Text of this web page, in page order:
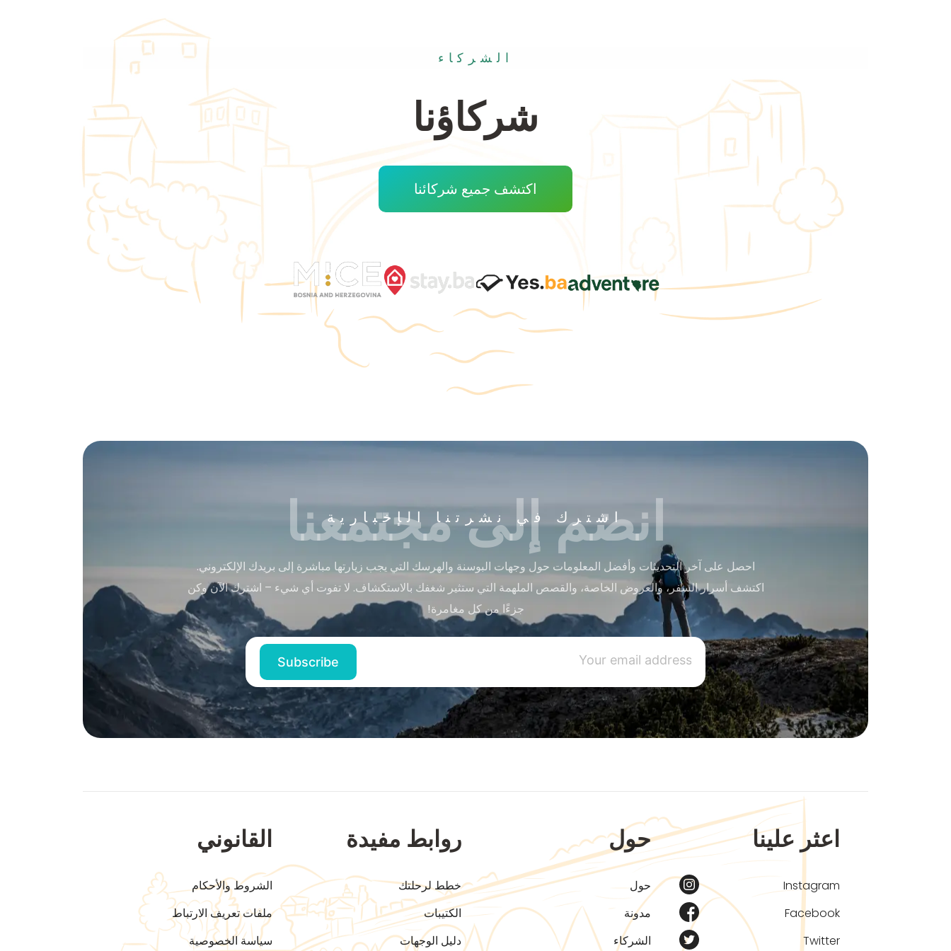
الشركاء
شركاؤنا
اكتشف جميع شركائنا
اشترك في نشرتنا الإخبارية
انضم إلى مجتمعنا
احصل على آخر التحديثات وأفضل المعلومات حول وجهات البوسنة والهرسك التي يجب زيارتها مباشرة إلى بريدك الإلكتروني.
اكتشف أسرار السفر، والعروض الخاصة، والقصص الملهمة التي ستثير شغفك بالاستكشاف. لا تفوت أي شيء – اشترك الآن وكن
جزءًا من كل مغامرة!
اعثر علينا
Instagram
Facebook
Twitter
حول
حول
مدونة
الشركاء
روابط مفيدة
خطط لرحلتك
الكتيبات
دليل الوجهات
القانوني
الشروط والأحكام
ملفات تعريف الارتباط
سياسة الخصوصية